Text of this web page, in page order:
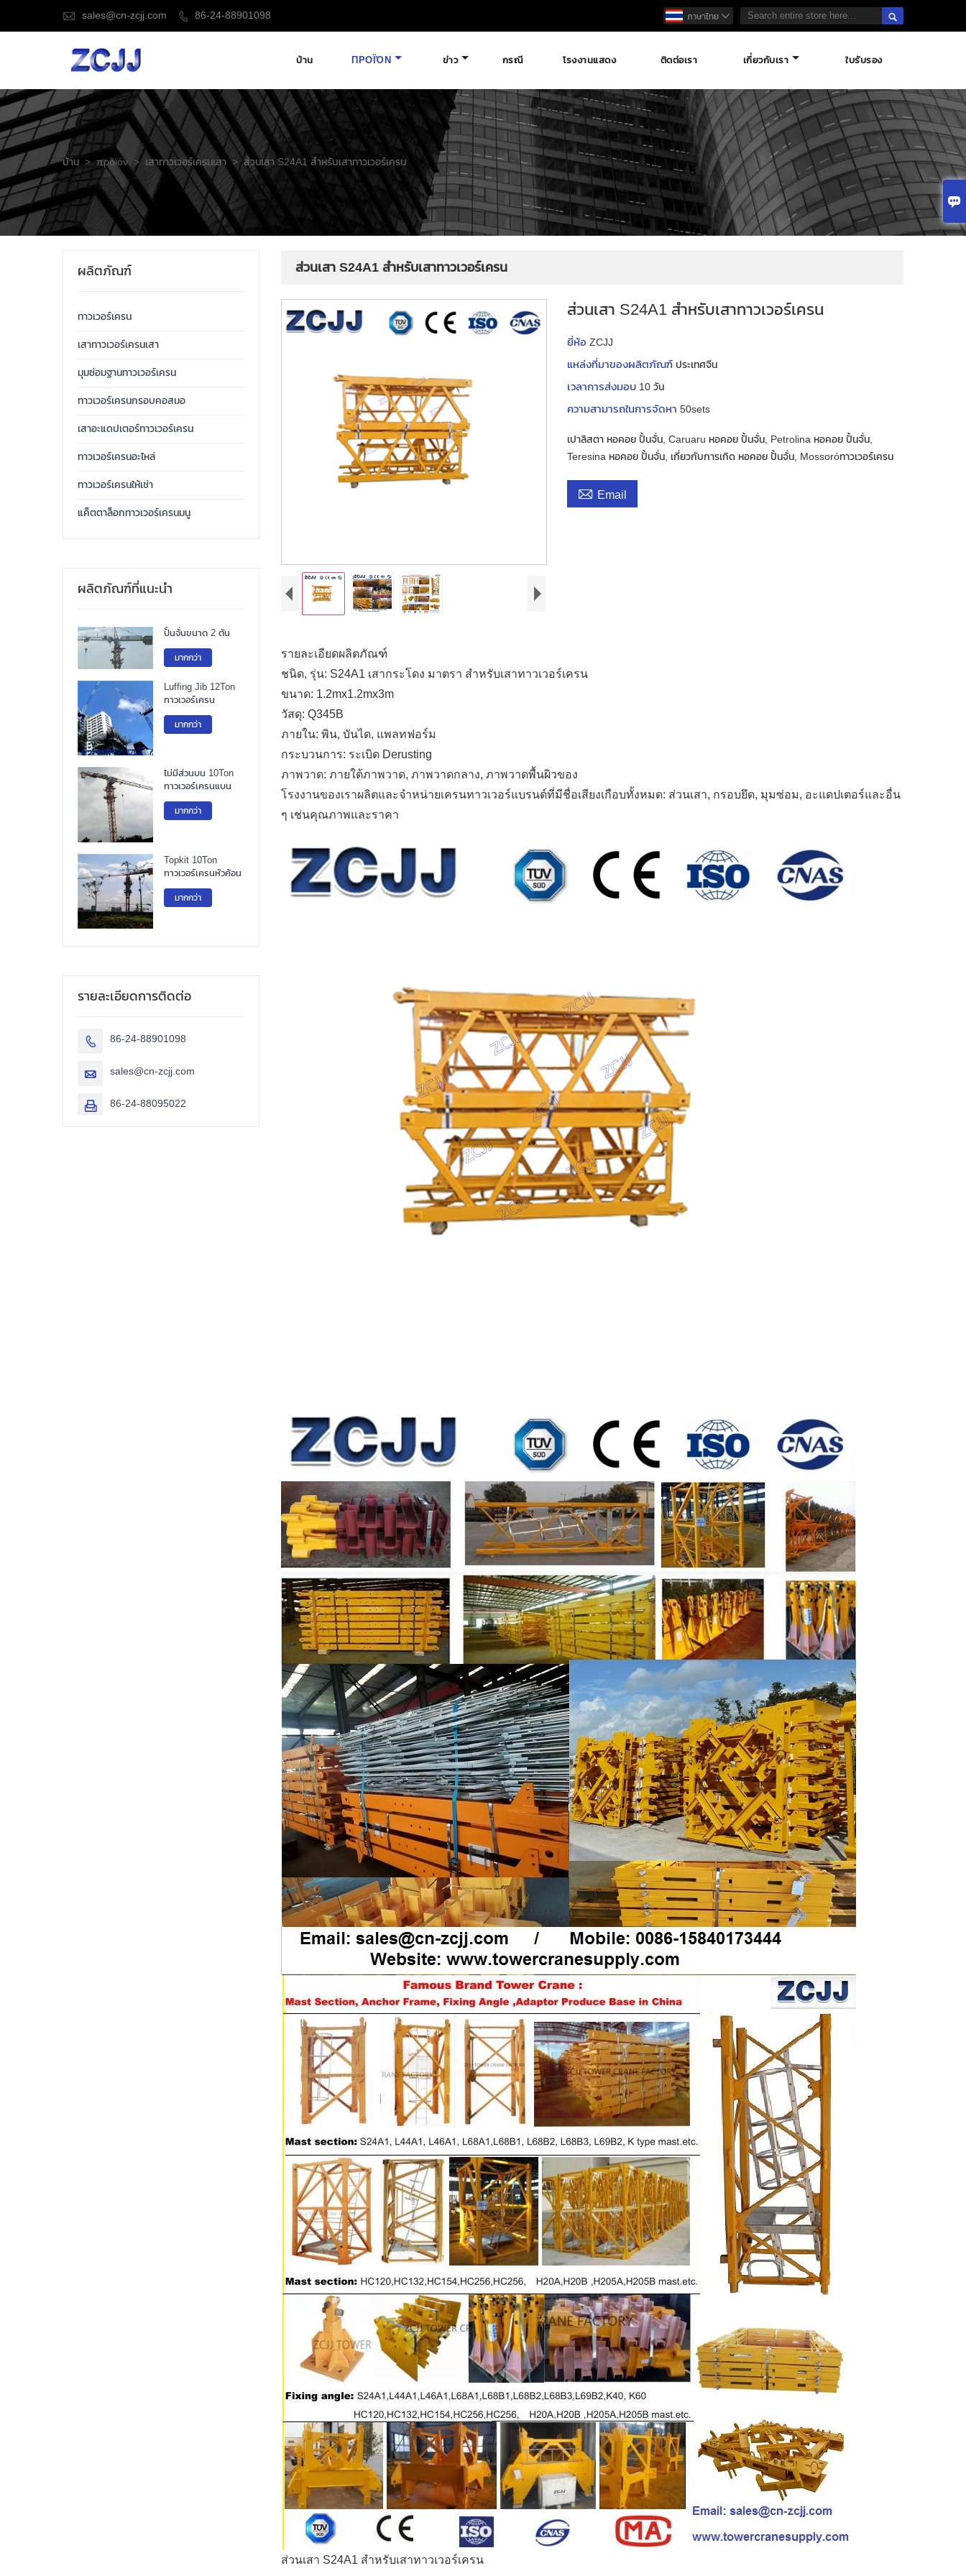

 sales@cn-zcjj.com  86-24-88901098 
ภาษาไทย 
บ้าน ΠΡΟΪΌΝ ข่าว กรณี โรงงานแสดง ติดต่อเรา เกี่ยวกับเรา ใบรับรอง
บ้าน > προϊόν > เสาทาวเวอร์เครนเสา > ส่วนเสา S24A1 สำหรับเสาทาวเวอร์เครน
ส่วนเสา S24A1 สำหรับเสาทาวเวอร์เครน
ส่วนเสา S24A1 สำหรับเสาทาวเวอร์เครน
ยี่ห้อZCJJ
แหล่งที่มาของผลิตภัณฑ์ประเทศจีน
เวลาการส่งมอบ 10 วัน
ความสามารถในการจัดหา50sets
เปาลิสตา หอคอย ปั้นจั่น, Caruaru หอคอย ปั้นจั่น, Petrolina หอคอย ปั้นจั่น,
Teresina หอคอย ปั้นจั่น, เกี่ยวกับการเกิด หอคอย ปั้นจั่น, Mossoróทาวเวอร์เครน
 Email
รายละเอียดผลิตภัณฑ์
ชนิด, รุ่น: S24A1 เสากระโดง มาตรา สำหรับเสาทาวเวอร์เครน
ขนาด: 1.2mx1.2mx3m
วัสดุ: Q345B
ภายใน: พิน, บันได, แพลทฟอร์ม
กระบวนการ: ระเบิด Derusting
ภาพวาด: ภายใต้ภาพวาด, ภาพวาดกลาง, ภาพวาดพื้นผิวของ
โรงงานของเราผลิตและจำหน่ายเครนทาวเวอร์แบรนด์ที่มีชื่อเสียงเกือบทั้งหมด: ส่วนเสา, กรอบยึด, มุมซ่อม, อะแดปเตอร์และอื่น
ๆ เช่นคุณภาพและราคา
ส่วนเสา S24A1 สำหรับเสาทาวเวอร์เครน
ผลิตภัณฑ์
ทาวเวอร์เครน
เสาทาวเวอร์เครนเสา
มุมซ่อมฐานทาวเวอร์เครน
ทาวเวอร์เครนกรอบคอสมอ
เสาอะแดปเตอร์ทาวเวอร์เครน
ทาวเวอร์เครนอะไหล่
ทาวเวอร์เครนให้เช่า
แค็ตตาล็อกทาวเวอร์เครนมนู
ผลิตภัณฑ์ที่แนะนำ
ปั้นจั่นขนาด 2 ตัน
มากกว่า
Luffing Jib 12Ton
ทาวเวอร์เครน
มากกว่า
ไม่มีส่วนบน 10Ton
ทาวเวอร์เครนแบน
มากกว่า
Topkit 10Ton
ทาวเวอร์เครนหัวค้อน
มากกว่า
รายละเอียดการติดต่อ
 86-24-88901098
 sales@cn-zcjj.com
 86-24-88095022